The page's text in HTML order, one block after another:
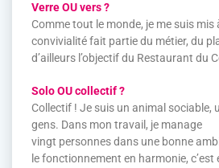
Verre OU vers ?
Comme tout le monde, je me suis mis
convivialité fait partie du métier, du
d’ailleurs l’objectif du Restaurant du
Solo OU collectif ?
Collectif ! Je suis un animal sociable,
gens. Dans mon travail, je manage
vingt personnes dans une bonne
le fonctionnement en harmonie,